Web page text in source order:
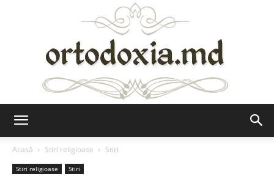
Acasă
Stiri religioase Stiri
Stiri religioase Stiri